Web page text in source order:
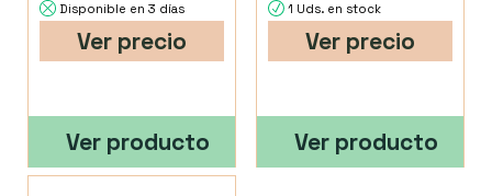
Disponible en 3 días
Ver precio
Ver producto
1 Uds. en stock
Ver precio
Ver producto